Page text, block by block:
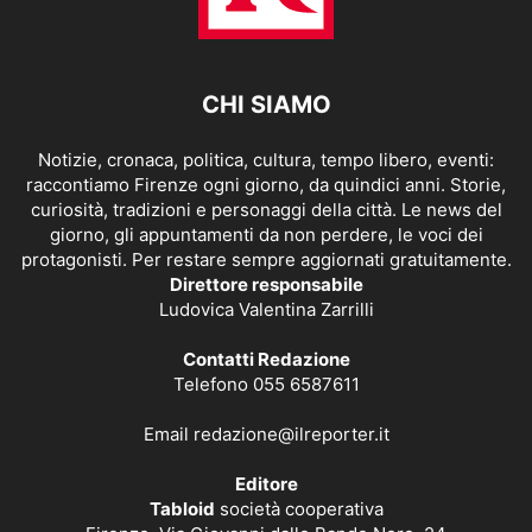
CHI SIAMO
Notizie, cronaca, politica, cultura, tempo libero, eventi:
raccontiamo Firenze ogni giorno, da quindici anni. Storie,
curiosità, tradizioni e personaggi della città. Le news del
giorno, gli appuntamenti da non perdere, le voci dei
protagonisti. Per restare sempre aggiornati gratuitamente.
Direttore responsabile
Ludovica Valentina Zarrilli
Contatti Redazione
Telefono 055 6587611
Email redazione@ilreporter.it
Editore
Tabloid società cooperativa